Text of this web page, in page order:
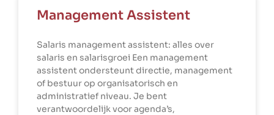
Management Assistent
Salaris management assistent: alles over
salaris en salarisgroei Een management
assistent ondersteunt directie, management
of bestuur op organisatorisch en
administratief niveau. Je bent
verantwoordelijk voor agenda’s,